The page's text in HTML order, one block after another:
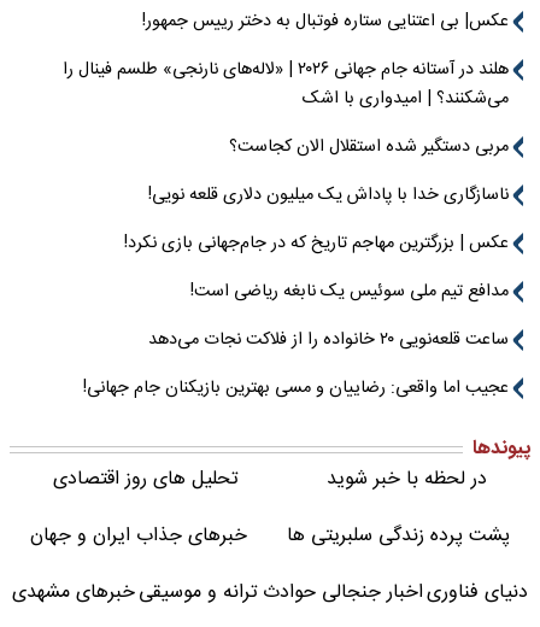
عکس| بی اعتنایی ستاره فوتبال به دختر رییس جمهور!
هلند در آستانه جام جهانی ۲۰۲۶ | «لاله‌های نارنجی» طلسم فینال را
می‌شکنند؟ | امیدواری با اشک
مربی دستگیر شده استقلال الان کجاست؟
ناسازگاری خدا با پاداش یک میلیون دلاری قلعه نویی!
عکس | بزرگترین مهاجم تاریخ که در جام‌جهانی بازی نکرد!
مدافع تیم ملی سوئیس یک نابغه ریاضی است!
ساعت قلعه‌نویی ۲۰ خانواده را از فلاکت نجات می‌دهد
عجیب اما واقعی: رضاییان و مسی بهترین بازیکنان جام جهانی!
پیوندها
در لحظه با خبر شوید
تحلیل های روز اقتصادی
پشت پرده زندگی سلبریتی ها
خبرهای جذاب ایران و جهان
دنیای فناوریاخبار جنجالی حوادثترانه و موسیقیخبرهای مشهدی